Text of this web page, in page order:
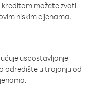
možete zvati
niskim cijenama.
uspostavljanje
odredište u trajanju od